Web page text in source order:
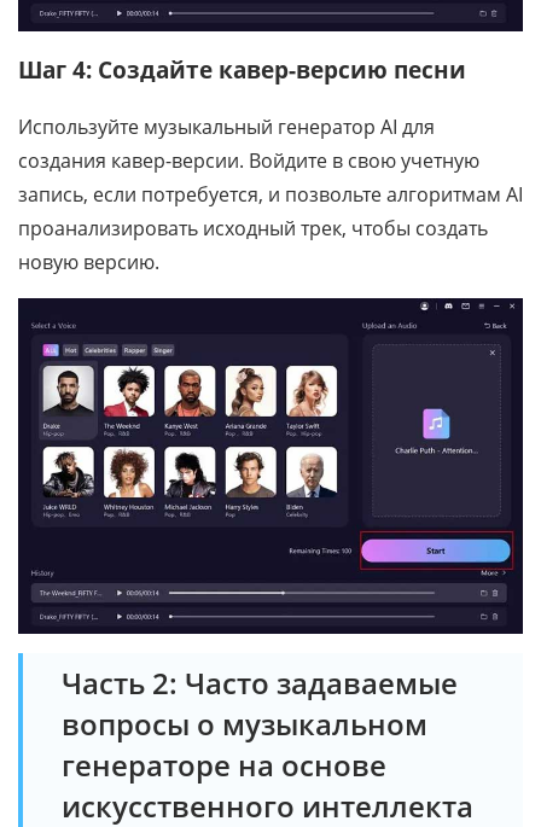
Шаг 4: Создайте кавер-версию песни
Используйте музыкальный генератор AI для
создания кавер-версии. Войдите в свою учетную
запись, если потребуется, и позвольте алгоритмам AI
проанализировать исходный трек, чтобы создать
новую версию.
Часть 2: Часто задаваемые
вопросы о музыкальном
генераторе на основе
искусственного интеллекта